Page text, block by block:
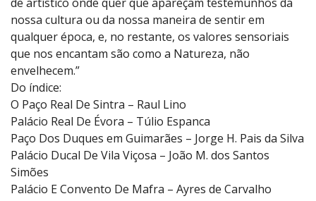
nossa cultura ou da nossa maneira de sentir em
qualquer época, e, no restante, os valores sensoriais
que nos encantam são como a Natureza, não
envelhecem.”
Do índice:
O Paço Real De Sintra – Raul Lino
Palácio Real De Évora – Túlio Espanca
Paço Dos Duques em Guimarães – Jorge H. Pais da Silva
Palácio Ducal De Vila Viçosa – João M. dos Santos
Simões
Palácio E Convento De Mafra – Ayres de Carvalho